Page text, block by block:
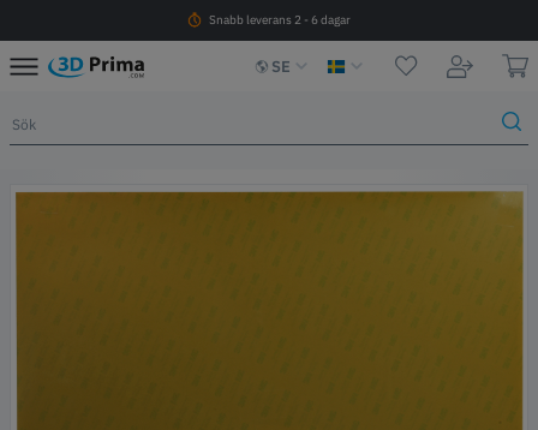
Snabb leverans 2 - 6 dagar
SE